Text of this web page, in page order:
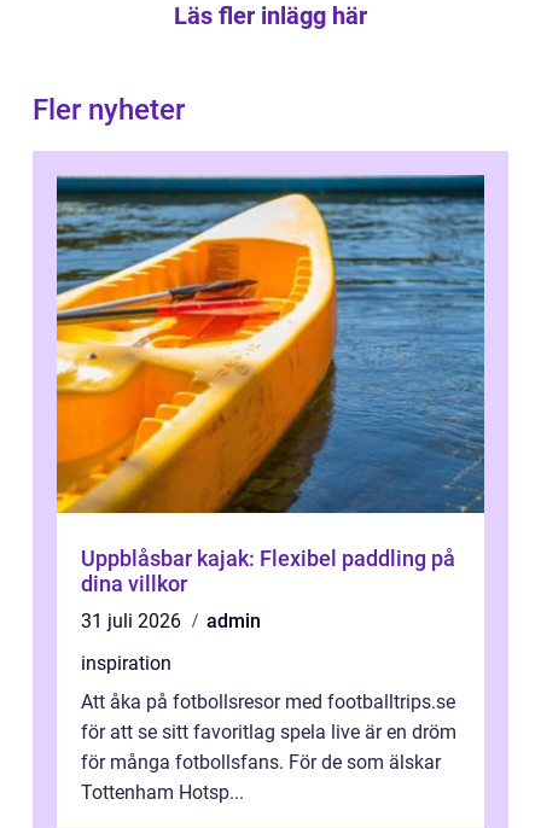
Läs fler inlägg här
Fler nyheter
Uppblåsbar kajak: Flexibel paddling på
dina villkor
31 juli 2026
admin
inspiration
Att åka på fotbollsresor med footballtrips.se
för att se sitt favoritlag spela live är en dröm
för många fotbollsfans. För de som älskar
Tottenham Hotsp...